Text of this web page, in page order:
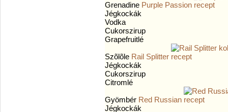
Grenadine Purple Passion
Jégkockák
Vodka
Cukorszirup
Grapefruitlé
Szõlõle Rail Splitter
Jégkockák
Cukorszirup
Citromlé
Gyömbér Red Russian
Jégkockák